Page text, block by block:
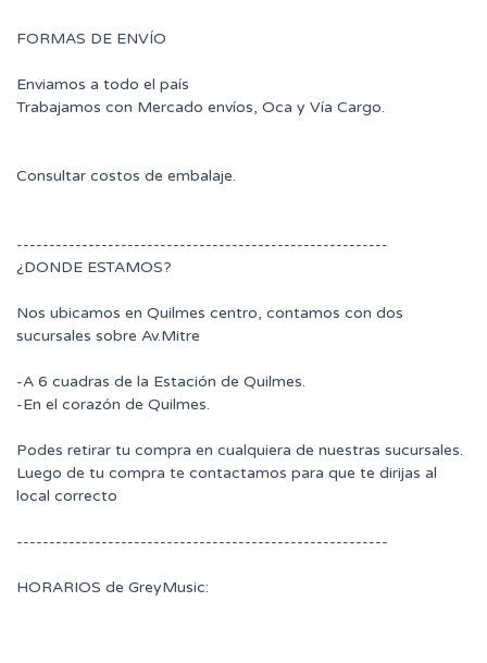
FORMAS DE ENVÍO
Enviamos a todo el país
Trabajamos con Mercado envíos, Oca y Vía Cargo.
Consultar costos de embalaje.
---------------------------------------------------------
¿DONDE ESTAMOS?
Nos ubicamos en Quilmes centro, contamos con dos
sucursales sobre Av.Mitre
-A 6 cuadras de la Estación de Quilmes.
-En el corazón de Quilmes.
Podes retirar tu compra en cualquiera de nuestras sucursales.
Luego de tu compra te contactamos para que te dirijas al
local correcto
---------------------------------------------------------
HORARIOS de GreyMusic: